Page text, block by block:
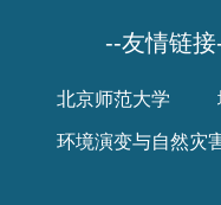
--友情链接
北京师范大学
环境演变与自然灾